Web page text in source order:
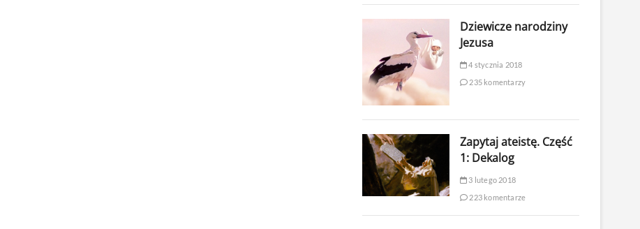
Dziewicze narodziny
Jezusa
4 stycznia 2018
235 komentarzy
Zapytaj ateistę. Część
1: Dekalog
3 lutego 2018
223 komentarze